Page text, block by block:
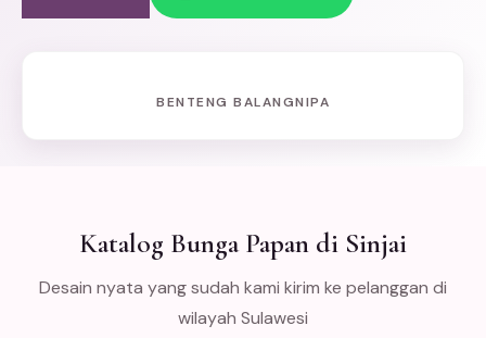
BENTENG BALANGNIPA
Katalog Bunga Papan di Sinjai
Desain nyata yang sudah kami kirim ke pelanggan di
wilayah Sulawesi